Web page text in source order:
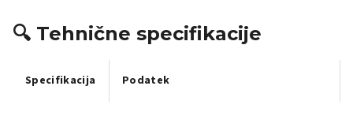
🔍 Tehnične specifikacije
Specifikacija Podatek